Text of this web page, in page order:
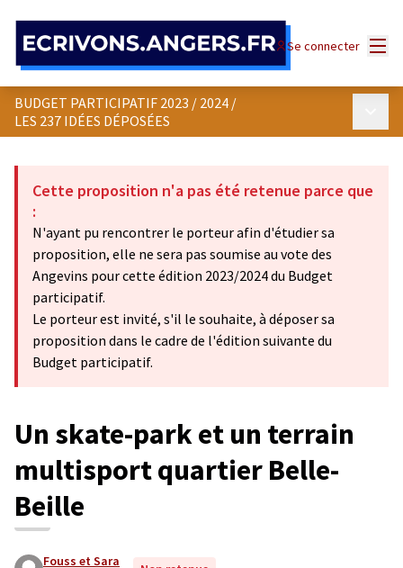
Se connecter
BUDGET PARTICIPATIF 2023 / 2024 /
LES 237 IDÉES DÉPOSÉES
Cette proposition n'a pas été retenue parce que
:
N'ayant pu rencontrer le porteur afin d'étudier sa
proposition, elle ne sera pas soumise au vote des
Angevins pour cette édition 2023/2024 du Budget
participatif.
Le porteur est invité, s'il le souhaite, à déposer sa
proposition dans le cadre de l'édition suivante du
Budget participatif.
Un skate-park et un terrain
multisport quartier Belle-
Beille
Fouss et Sara